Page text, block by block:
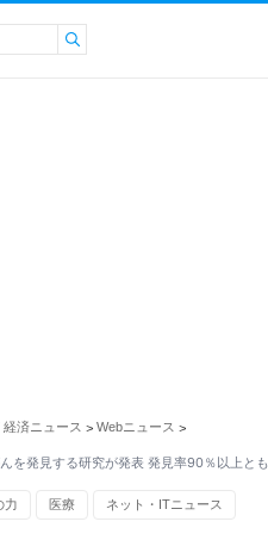
経済ニュース > Webニュース >
を発見する研究が発表 発見率90％以上とも
力 医療 ネット・ITニュース